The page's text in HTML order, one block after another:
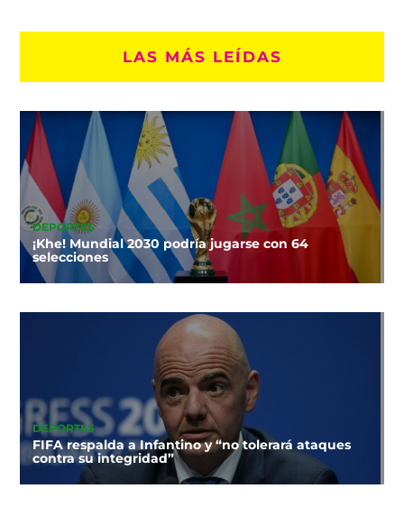
LAS MÁS LEÍDAS
DEPORTES
¡Khe! Mundial 2030 podría jugarse con 64
selecciones
DEPORTES
FIFA respalda a Infantino y “no tolerará ataques
contra su integridad”